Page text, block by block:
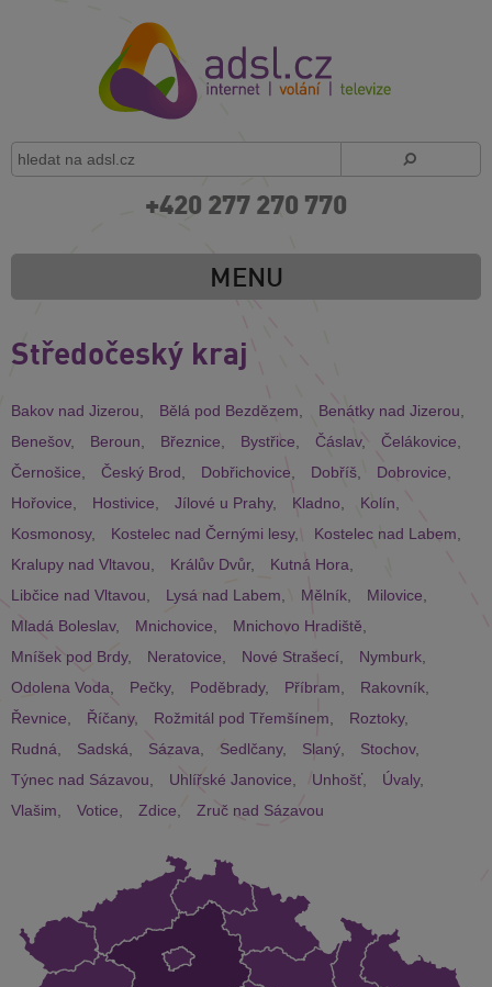
+420 277 270 770
MENU
Středočeský kraj
Bakov nad Jizerou Bělá pod Bezdězem Benátky nad Jizerou
Benešov, Beroun Březnice Bystřice Čáslav, Čelákovice
Černošice
Český Brod Dobřichovice Dobříš Dobrovice
Hořovice
Hostivice Jílové u Prahy, Kladno Kolín
Kosmonosy, Kostelec nad Černými lesy, Kostelec nad Labem
Kralupy nad Vltavou
Králův Dvůr, Kutná Hora
Libčice nad Vltavou
Lysá nad Labem Mělník Milovice
Mladá Boleslav, Mnichovice Mnichovo Hradiště
Mníšek pod Brdy, Neratovice Nové Strašecí Nymburk
Odolena Voda
Pečky, Poděbrady, Příbram Rakovník
Řevnice
Říčany, Rožmitál pod Třemšínem Roztoky,
Rudná
Sadská Sázava Sedlčany, Slaný Stochov,
Týnec nad Sázavou
Uhlířské Janovice Unhošť, Úvaly,
Vlašim
Votice Zdice Zruč nad Sázavou